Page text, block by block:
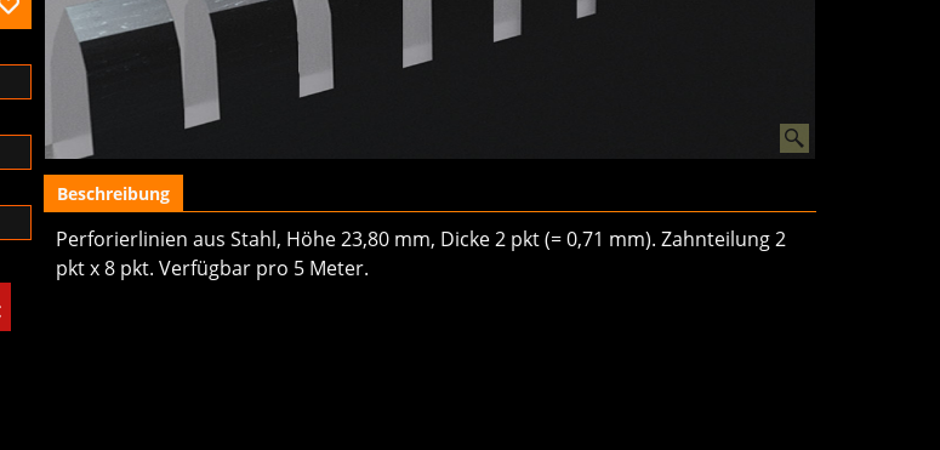
Beschreibung
Perforierlinien aus Stahl, Höhe 23,80 mm, Dicke 2 pkt (= 0,71 mm). Zahnteilung 2
pkt x 8 pkt. Verfügbar pro 5 Meter.